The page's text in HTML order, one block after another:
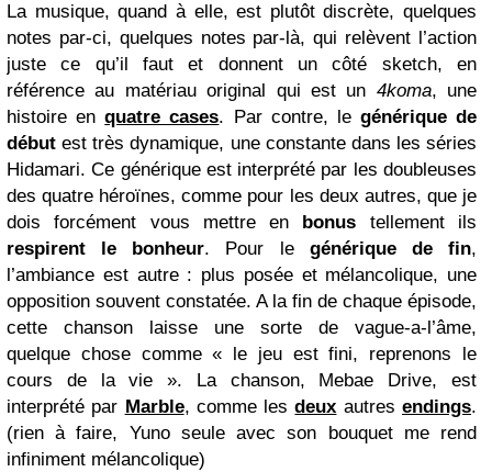
La musique, quand à elle, est plutôt discrète, quelques
notes par-ci, quelques notes par-là, qui relèvent l’action
juste ce qu’il faut et donnent un côté sketch, en
référence au matériau original qui est un 4koma, une
histoire enquatre cases. Par contre, le générique de
début est très dynamique, une constante dans les séries
Hidamari. Ce générique est interprété par les doubleuses
des quatre héroïnes, comme pour les deux autres, que je
dois forcément vous mettre en
bonus tellement ils
respirent le bonheur. Pour le générique de fin,
l’ambiance est autre : plus posée et mélancolique, une
opposition souvent constatée. A la fin de chaque épisode,
cette chanson laisse une sorte de vague-a-l’âme,
quelque chose comme « le jeu est fini, reprenons le
cours de la vie ». La chanson, Mebae Drive, est
interprété par Marble, comme lesdeux autresendings.
(rien à faire, Yuno seule avec son bouquet me rend
infiniment mélancolique)